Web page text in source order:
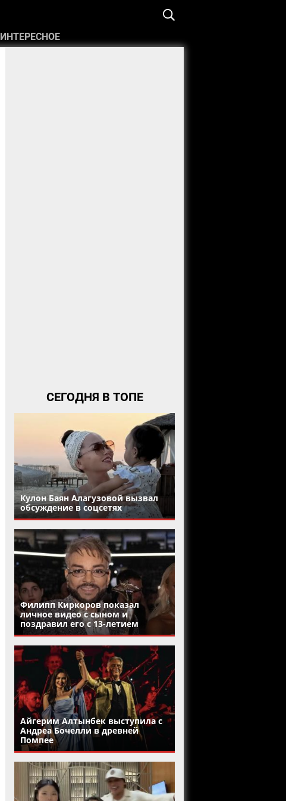
ИНТЕРЕСНОЕ
СЕГОДНЯ В ТОПЕ
Кулон Баян Алагузовой вызвал
обсуждение в соцсетях
Филипп Киркоров показал
личное видео с сыном и
поздравил его с 13-летием
Айгерим Алтынбек выступила с
Андреа Бочелли в древней
Помпее